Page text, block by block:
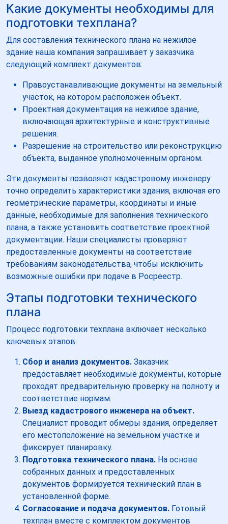
Какие документы необходимы для
подготовки техплана?
Для составления технического плана на нежилое
здание наша компания запрашивает у заказчика
следующий комплект документов:
Правоустанавливающие документы на земельный
участок, на котором расположен объект.
Проектная документация на нежилое здание,
включающая архитектурные и конструктивные
решения.
Разрешение на строительство или реконструкцию
объекта, выданное уполномоченным органом.
Эти документы позволяют кадастровому инженеру
точно определить характеристики здания, включая его
геометрические параметры, координаты и иные
данные, необходимые для заполнения технического
плана, а также установить соответствие проектной
документации. Наши специалисты проверяют
предоставленные документы на соответствие
требованиям законодательства, чтобы исключить
возможные ошибки при подаче в Росреестр.
Этапы подготовки технического
плана
Процесс подготовки техплана включает несколько
ключевых этапов:
Сбор и анализ документов. Заказчик
предоставляет необходимые документы, которые
проходят предварительную проверку на полноту и
соответствие нормам.
Выезд кадастрового инженера на объект.
Специалист проводит обмеры здания, определяет
его местоположение на земельном участке и
фиксирует планировку.
Подготовка технического плана. На основе
собранных данных и предоставленных
документов формируется технический план в
установленной форме.
Согласование и подача документов. Готовый
техплан вместе с комплектом документов